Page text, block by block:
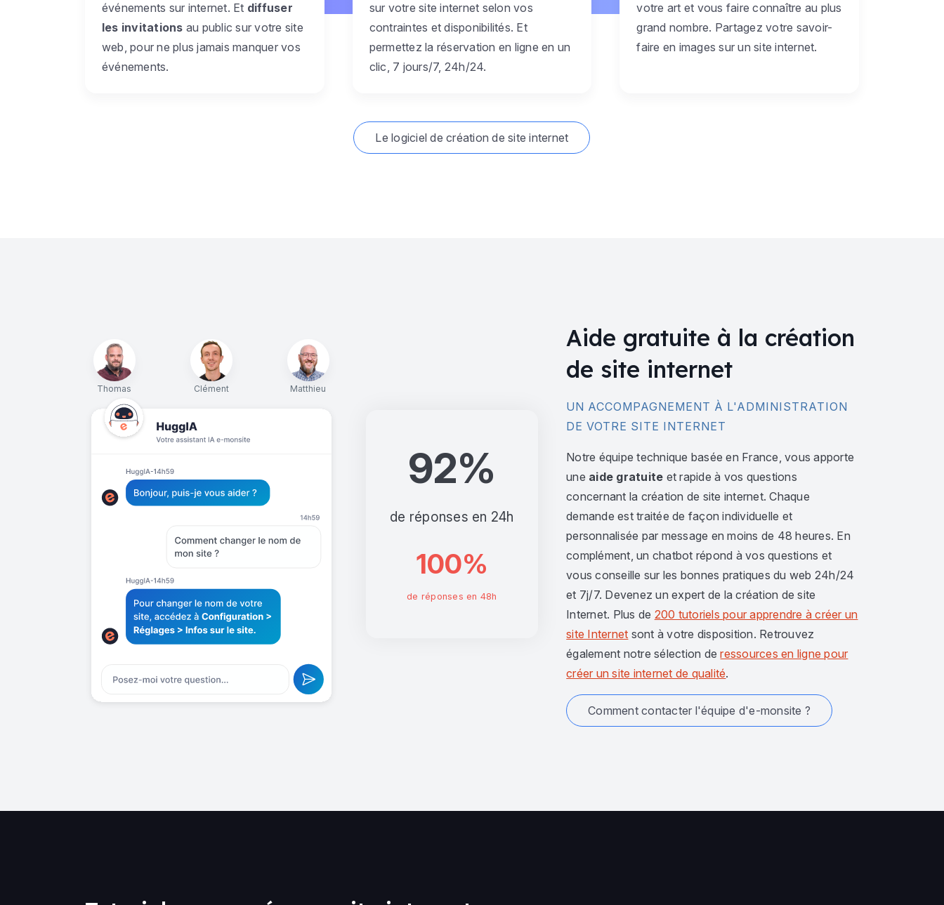
événements sur internet. Et diffuser
les invitations au public sur votre site
web, pour ne plus jamais manquer vos
événements.
sur votre site internet selon vos
contraintes et disponibilités. Et
permettez la réservation en ligne en un
clic, 7 jours/7, 24h/24.
votre art et vous faire connaître au plus
grand nombre. Partagez votre savoir-
faire en images sur un site internet.
Le logiciel de création de site internet
Thomas Clément Matthieu
92%
de réponses en 24h
100%
de réponses en 48h
Aide gratuite à la création
de site internet
UN ACCOMPAGNEMENT À L'ADMINISTRATION
DE VOTRE SITE INTERNET
Notre équipe technique basée en France, vous apporte
une aide gratuite et rapide à vos questions
concernant la création de site internet. Chaque
demande est traitée de façon individuelle et
personnalisée par message en moins de 48 heures. En
complément, un chatbot répond à vos questions et
vous conseille sur les bonnes pratiques du web 24h/24
et 7j/7. Devenez un expert de la création de site
Internet. Plus de 200 tutoriels pour apprendre à créer un
site Internet sont à votre disposition. Retrouvez
également notre sélection deressources en ligne pour
créer un site internet de qualité.
Comment contacter l'équipe d'e-monsite ?